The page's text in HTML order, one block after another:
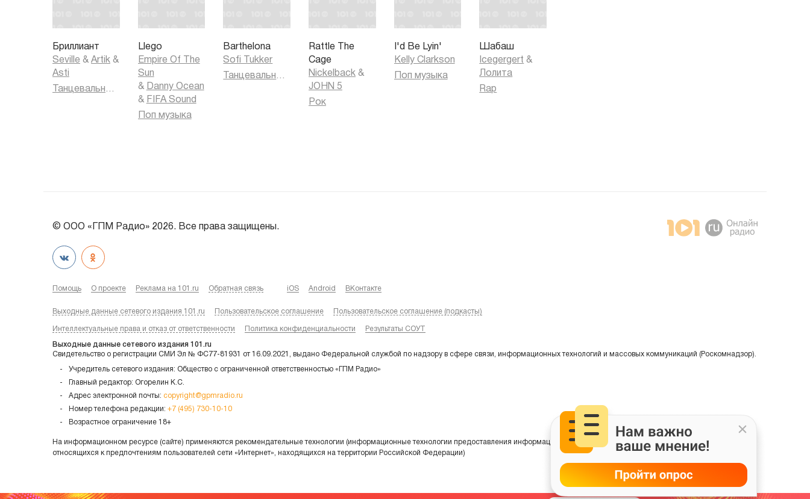
Бриллиант
Seville & Artik &
Asti
Танцевальная музыка
Llego
Empire Of The
Sun
&
Danny Ocean
& FIFA Sound
Поп музыка
Barthelona
Sofi Tukker
Танцевальная музыка
Rattle The
Cage
Nickelback &
JOHN 5
Рок
I'd Be Lyin'
Kelly Clarkson
Поп музыка
Шабаш
Icegergert &
Лолита
Rap
© ООО «ГПМ Радио» 2026. Все права защищены.
Помощь О проекте Реклама на 101.ru Обратная связь iOS Android ВКонтакте
Выходные данные сетевого издания 101.ru Пользовательское соглашение Пользовательское соглашение (подкасты)
Интеллектуальные права и отказ от ответственности Политика конфиденциальности Результаты СОУТ
Выходные данные сетевого издания 101.ru
Свидетельство о регистрации СМИ Эл № ФС77-81931 от 16.09.2021, выдано Федеральной службой по надзору в сфере связи, информационных технологий и массовых коммуникаций (Роскомнадзор).
Учредитель сетевого издания: Общество с ограниченной ответственностью «ГПМ Радио»
Главный редактор: Огорелин К.С.
Адрес электронной почты: copyright@gpmradio.ru
Номер телефона редакции: +7 (495) 730-10-10
Возрастное ограничение 18+
На информационном ресурсе (сайте) применяются рекомендательные технологии (информационные технологии предоставления информации на основе сбора, систематизации и анализа сведений,
относящихся к предпочтениям пользователей сети «Интернет», находящихся на территории Российской Федерации)